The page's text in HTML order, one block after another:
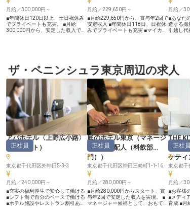
月給／300,000円～
■年間休日120日以上、土日祝休み
でプライベートも充実。 ■月給
300,000円から、安定した収入で安
支えるITインフラの構築と運用は、
お客様への快適なサービス提供、そ
して従業員の円滑な業務遂行に不可
欠です。私たちは、最先端の技術と
細やかな配慮で、お客様が安心して
過ごせる環境、従業員が笑顔で働け
る環境を創造しています。 あなた
の専門知識が、おもてなしの品質向
上に直結する、やりがいのある仕事
です。日々の業務が、お客様の感動
と従業員の働きやすさに繋がる喜び
を感じられます。 ーー【安定した
環境でスキルを磨く】 土日祝休み
の完全週休2日制で、年間休日は
120日以上。プライベートも大切に
しながら、長く安心して働ける環境
です。 都心に位置するオフィスは
アクセスも良く、通勤のストレスも
軽減されます。社内ITチームの一員
として、ヘルプデスクからシステム
管理、セキュリティ対策まで幅広い
業務に携わり、着実にスキルアップ
できる機会が豊富です。 経験豊富
な先輩社員と共に、ホテル・旅館業
月給／229,650円～
■月給229,650円から、賞与年2回で
安定収入 ■年間休日118日、日祝休
みでプライベートも充実 ■マイカー
や果物をフォークリフトで丁寧に運
搬するお仕事です。 人々の健康と
笑顔を支える大切な役割を担い、あ
なたの手で新鮮な食材を全国へ届け
る喜びを感じられます。 チームで
協力し、安全第一で作業を進める中
で、物流のプロとしてのスキルを磨
き、社会貢献を実感できる環境で
す。 ーー【長く安心して働ける、
充実のサポート体制】 昇給年1回、
賞与年2回に加え、通勤手当や退職
金制度など、長く安心して働ける環
境が整っています。 資格取得補助
制度を活用してスキルアップを目指
したり、社員販売で新鮮な野菜や果
物を手に入れたりすることも可能で
す。 人間ドック補助や会員制福利
厚生サービスもあり、社員一人ひと
りの健康と豊かな生活を大切にする
企業文化が息づいています。
※2026年04月13日時点の情報です
月給／
■あなた
造する撮
引越し代
に残る
や映像と
料理や人
多岐に
揮して
れない体
【安心
アアップ
とりが安
を大切に
越し代補
での生活
す。 土
と、プ
働ける
円からス
年1回の
ザ・ペニンシュラ東京周辺の求人
アパホテル〈上野広小路〉
（フロント ）
正社員
東京都千代田区外神田5-3-3
月給／240,000円～
■充実の福利厚生で安心して働ける
■シフト制で自分のペースで働ける
■ホテル施設やレストラン割引あり
庭のホテル東京（マネージ
ャー・支配人（料飲部
門）
）
正社員
東京都千代田区神田三崎町1-1-16
月給／280,000円～
■月給280,000円からスタート、賞
与年2回で安定した収入を実現。 ■
マネージャー候補として、おもてな
THE
TOKYO
ケティ
正社員
東京都千
月給／
■お客様
■メディ
育成 ■月